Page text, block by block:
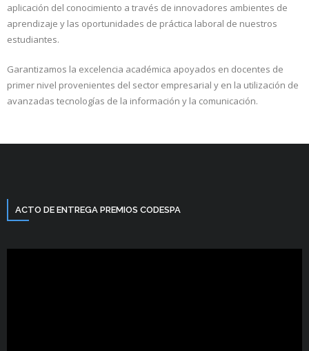
aplicación del conocimiento a través de innovadores ambientes de
aprendizaje y las oportunidades de práctica laboral de nuestros
estudiantes.
Garantizamos la excelencia académica apoyados en docentes de
primer nivel provenientes del sector empresarial y en la utilización de
avanzadas tecnologías de la información y la comunicación.
ACTO DE ENTREGA PREMIOS CODESPA